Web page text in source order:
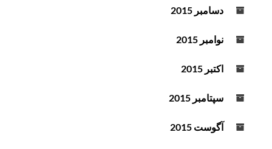
دسامبر 2015
نوامبر 2015
اکتبر 2015
سپتامبر 2015
آگوست 2015